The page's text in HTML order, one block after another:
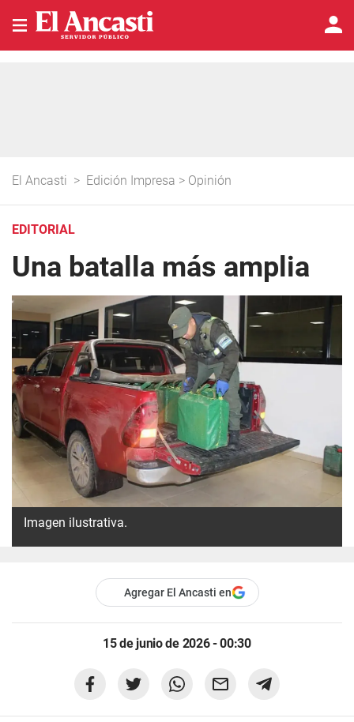
El Ancasti > Edición Impresa > Opinión
EDITORIAL
Una batalla más amplia
Imagen ilustrativa.
Agregar El Ancasti en
15 de junio de 2026 - 00:30